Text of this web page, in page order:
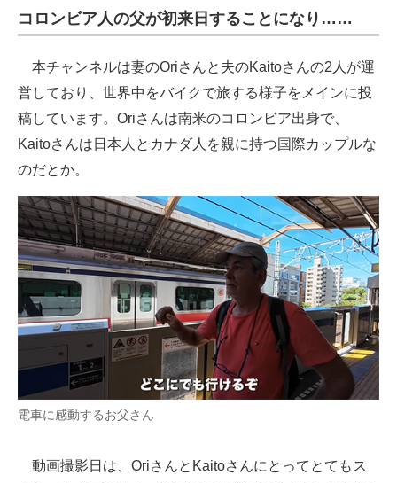
コロンビア人の父が初来日することになり……
本チャンネルは妻のOriさんと夫のKaitoさんの2人が運
営しており、世界中をバイクで旅する様子をメインに投
稿しています。Oriさんは南米のコロンビア出身で、
Kaitoさんは日本人とカナダ人を親に持つ国際カップルな
のだとか。
電車に感動するお父さん
動画撮影日は、OriさんとKaitoさんにとってとてもス